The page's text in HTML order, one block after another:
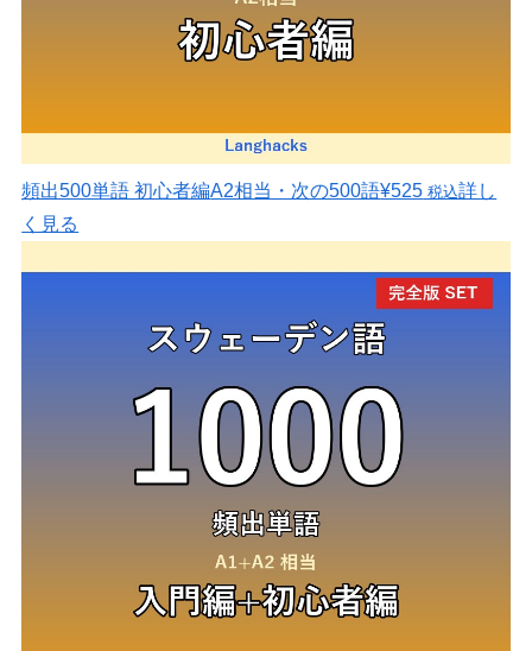
頻出500単語 初心者編A2相当・次の500語¥525 税込詳し
く見る